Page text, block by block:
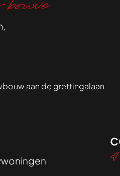
aan de grettingalaan